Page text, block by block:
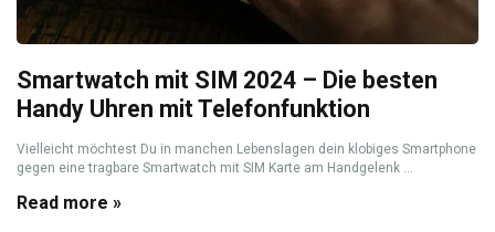
Smartwatch mit SIM 2024 – Die besten
Handy Uhren mit Telefonfunktion
Vielleicht möchtest Du in manchen Lebenslagen dein klobiges Smartphone
gegen eine tragbare Smartwatch mit SIM Karte am Handgelenk ...
Read more »